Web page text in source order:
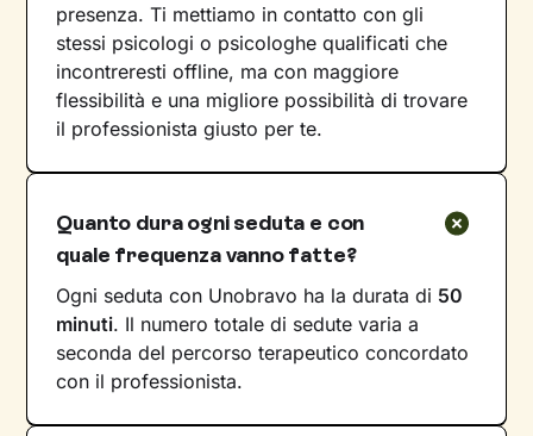
presenza. Ti mettiamo in contatto con gli
stessi psicologi o psicologhe qualificati che
incontreresti offline, ma con maggiore
flessibilità e una migliore possibilità di trovare
il professionista giusto per te.
Quanto dura ogni seduta e con
quale frequenza vanno fatte?
Ogni seduta con Unobravo ha la durata di 50
minuti. Il numero totale di sedute varia a
seconda del percorso terapeutico concordato
con il professionista.